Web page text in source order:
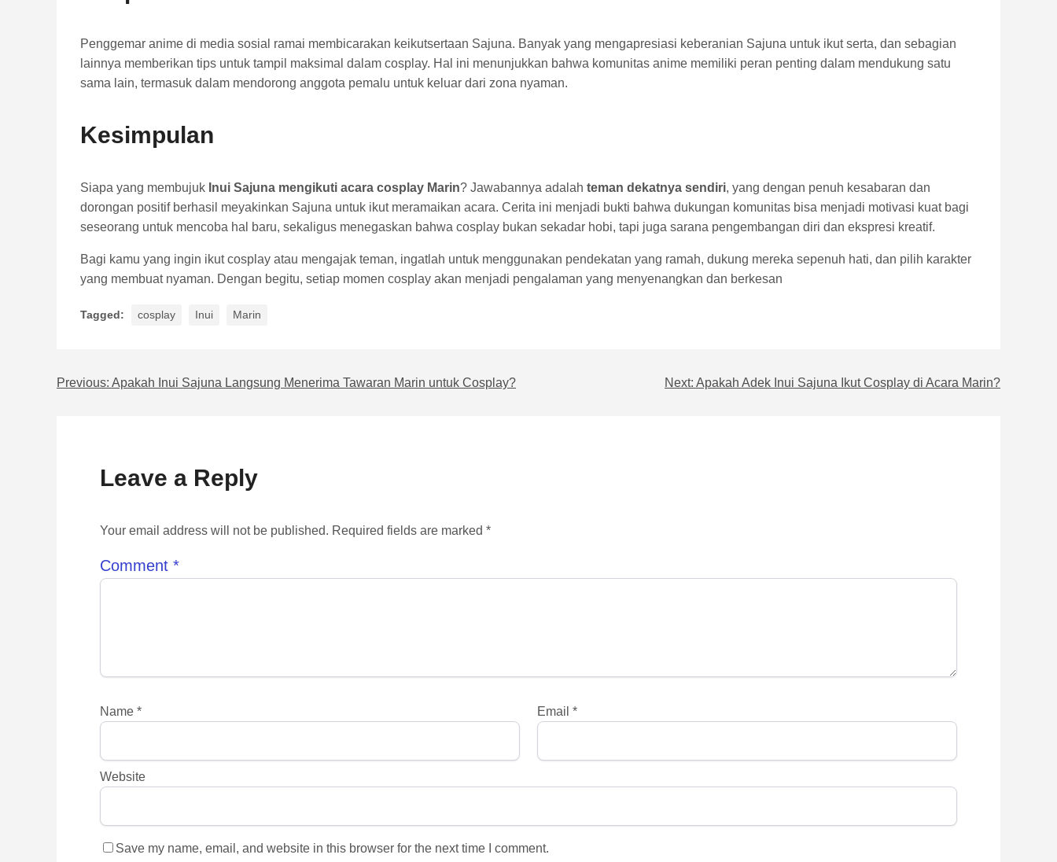
Penggemar anime di media sosial ramai membicarakan keikutsertaan Sajuna. Banyak yang mengapresiasi keberanian Sajuna untuk ikut serta, dan sebagian
lainnya memberikan tips untuk tampil maksimal dalam cosplay. Hal ini menunjukkan bahwa komunitas anime memiliki peran penting dalam mendukung satu
sama lain, termasuk dalam mendorong anggota pemalu untuk keluar dari zona nyaman.
Kesimpulan
Siapa yang membujuk Inui Sajuna mengikuti acara cosplay Marin? Jawabannya adalah teman dekatnya sendiri, yang dengan penuh kesabaran dan
dorongan positif berhasil meyakinkan Sajuna untuk ikut meramaikan acara. Cerita ini menjadi bukti bahwa dukungan komunitas bisa menjadi motivasi kuat bagi
seseorang untuk mencoba hal baru, sekaligus menegaskan bahwa cosplay bukan sekadar hobi, tapi juga sarana pengembangan diri dan ekspresi kreatif.
Bagi kamu yang ingin ikut cosplay atau mengajak teman, ingatlah untuk menggunakan pendekatan yang ramah, dukung mereka sepenuh hati, dan pilih karakter
yang membuat nyaman. Dengan begitu, setiap momen cosplay akan menjadi pengalaman yang menyenangkan dan berkesan
Tagged: cosplay Inui Marin
Navigasi pos
Previous: Apakah Inui Sajuna Langsung Menerima Tawaran Marin untuk Cosplay? Next: Apakah Adek Inui Sajuna Ikut Cosplay di Acara Marin?
Leave a Reply
Your email address will not be published. Required fields are marked *
Comment *
Name * Email *
Website
Save my name, email, and website in this browser for the next time I comment.